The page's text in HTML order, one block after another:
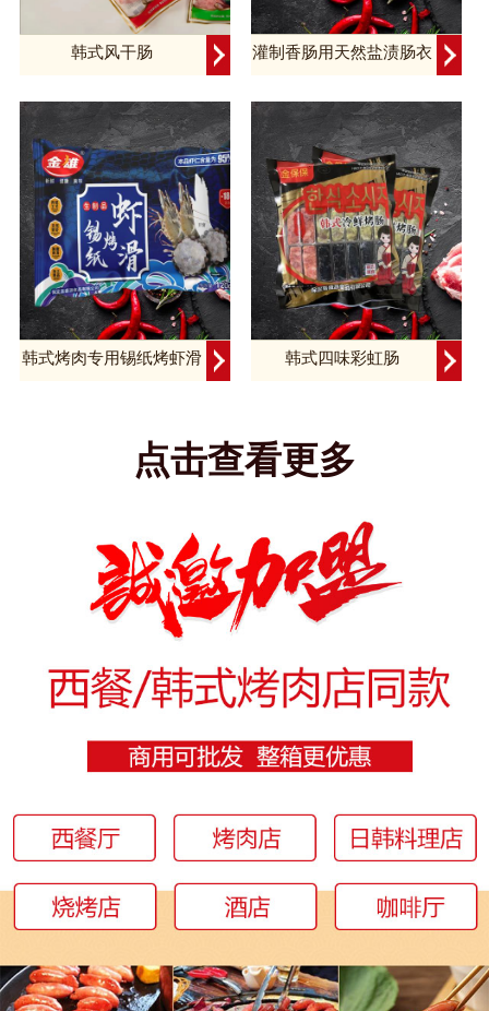
韩式风干肠 灌制香肠用天然盐渍肠衣
韩式烤肉专用锡纸烤虾滑 韩式四味彩虹肠
点击查看更多